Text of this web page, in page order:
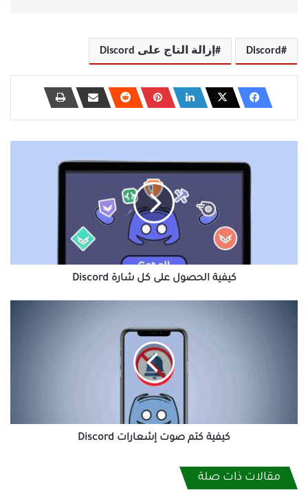
Discord إزالة التاج على Discord
كيفية الحصول على كل شارة Discord
كيفية كتم صوت إشعارات Discord
مقالات ذات صلة